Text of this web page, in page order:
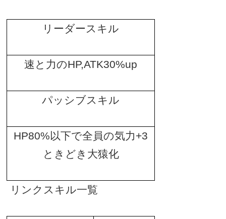
リーダースキル
速と力のHP,ATK30%up
パッシブスキル
HP80%以下で全員の気力+3
ときどき大猿化
リンクスキル一覧